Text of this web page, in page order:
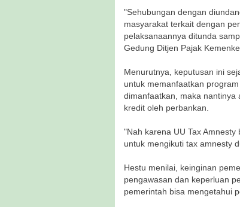
"Sehubungan dengan
masyarakat terkait dengan
pelaksanaannya ditunda
Gedung Ditjen Pajak
Menurutnya, keputusan ini
‎untuk memanfaatkan
dimanfaatkan, maka nantinya
kredit oleh perbankan.
"Nah karena UU Tax
untuk mengikuti tax amnesty
Hestu menilai, keinginan
pengawasan dan keperluan
pemerintah bisa mengetahui